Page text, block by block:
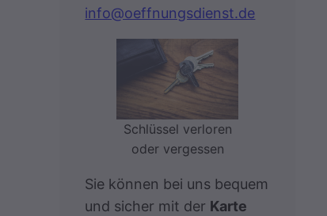
info@oeffnungsdienst.de
Schlüssel verloren
oder vergessen
Sie können bei uns bequem
und sicher mit der Karte